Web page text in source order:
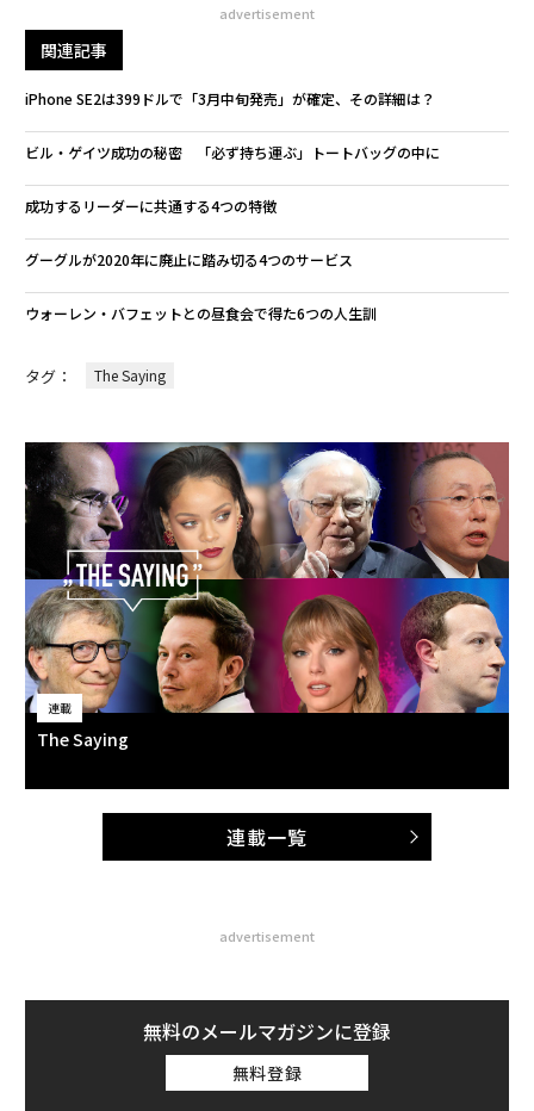
advertisement
関連記事
iPhone SE2は399ドルで「3月中旬発売」が確定、その詳細は？
ビル・ゲイツ成功の秘密 「必ず持ち運ぶ」トートバッグの中に
成功するリーダーに共通する4つの特徴
グーグルが2020年に廃止に踏み切る4つのサービス
ウォーレン・バフェットとの昼食会で得た6つの人生訓
タグ： The Saying
連載
The Saying
連載一覧
advertisement
無料のメールマガジンに登録
無料登録